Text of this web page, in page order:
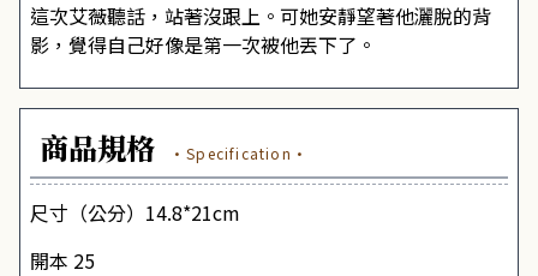
這次艾薇聽話，站著沒跟上。可她安靜望著他灑脫的背
影，覺得自己好像是第一次被他丟下了。
商品規格 ·Specification·
尺寸（公分）14.8*21cm
開本 25